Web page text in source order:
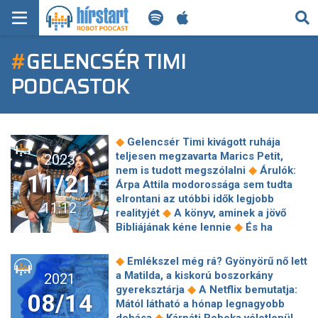
KERESÉS
KEZDŐLAP
FRISS HÍREK
FILM-ZENE-SZÓRAKOZÁS
PLAYLIST
MI AZ A ROBOT PODCAST?
#GELENCSÉR TIMI
PODCASTOK
2023
11/21
11:12
◆ Gelencsér Timi kivágott ruhája
teljesen megzavarta Marics Petit,
nem is tudott megszólalni ◆ Árulók:
Árpa Attila modorossága sem tudta
elrontani az utóbbi idők legjobb
realityjét ◆ A könyv, aminek a jövő
Bibliájának kéne lennie ◆ És ha
középkorú nő-fiatal férfi felállás még
mindig kemény megítélés alá esik
◆
Úgy súlyzózik az 55 éves Hugh
Jackman, hogy sok huszonéves
elszégyellheti magát miatta◆
2021
08/14
◆ Emlékszel még rá? Gyönyörű nő lett
a Matilda, a kiskorú boszorkány
gyereksztárja ◆ A Netflix bemutatja:
Mától látható a hónap legnagyobb